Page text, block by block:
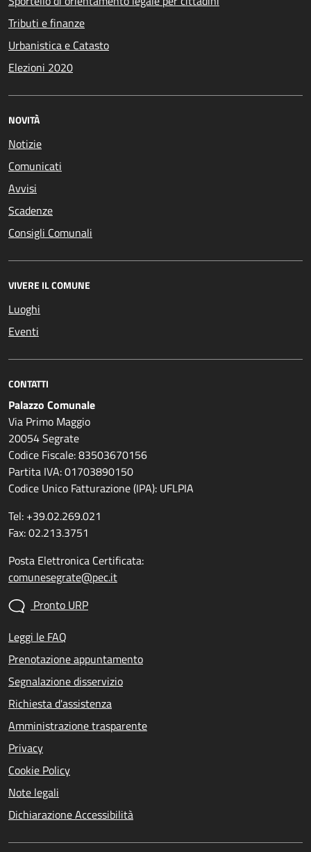
Tributi e finanze
Urbanistica e Catasto
Elezioni 2020
NOVITÀ
Notizie
Comunicati
Avvisi
Scadenze
Consigli Comunali
VIVERE IL COMUNE
Luoghi
Eventi
CONTATTI
Palazzo Comunale
Via Primo Maggio
20054 Segrate
Codice Fiscale: 83503670156
Partita IVA: 01703890150
Codice Unico Fatturazione (IPA): UFLPIA
Tel: +39.02.269.021
Fax: 02.213.3751
Posta Elettronica Certificata:
comunesegrate@pec.it
Pronto URP
Leggi le FAQ
Prenotazione appuntamento
Segnalazione disservizio
Richiesta d'assistenza
Amministrazione trasparente
Privacy
Cookie Policy
Note legali
Dichiarazione Accessibilità